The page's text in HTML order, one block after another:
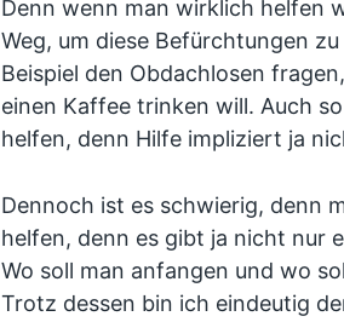
Denn wenn man wirklich helfen
Weg, um diese Befürchtungen
Beispiel den Obdachlosen
einen Kaffee trinken will. Auch
helfen, denn Hilfe impliziert ja
Dennoch ist es schwierig, denn
helfen, denn es gibt ja nicht nur
Wo soll man anfangen und wo
Trotz dessen bin ich eindeutig